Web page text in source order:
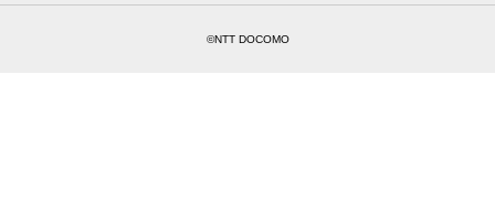
©NTT DOCOMO